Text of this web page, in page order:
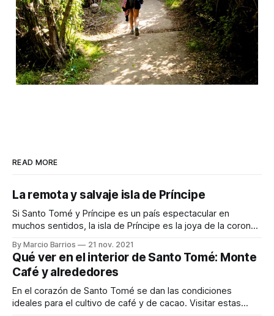
READ MORE
La remota y salvaje isla de Príncipe
Si Santo Tomé y Príncipe es un país espectacular en
muchos sentidos, la isla de Príncipe es la joya de la corona
8.000 personas en una extensión de 136 km², la mitad sur
de la isla está prácticamente
By Marcio Barrios 21 nov. 2021
Qué ver en el interior de Santo Tomé: Monte
Café y alrededores
En el corazón de Santo Tomé se dan las condiciones
ideales para el cultivo de café y de cacao. Visitar estas